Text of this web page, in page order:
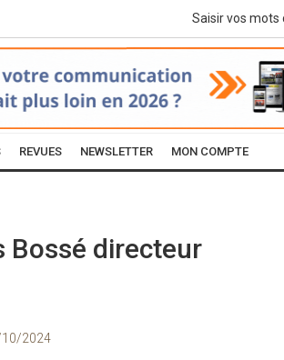
REVUES NEWSLETTER MON COMPTE
Bossé directeur
2024